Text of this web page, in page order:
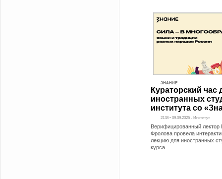
ЗНАНИЕ
Кураторский час
иностранных
института со
2138 • 09.09.2025 - Институт
Верифицированный
Фролова провела
лекцию для иностранных
курса